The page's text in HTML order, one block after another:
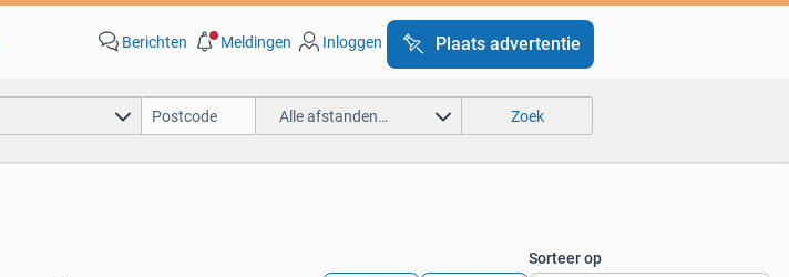
Berichten Meldingen Inloggen Plaats advertentie
Alle afstanden… Zoek
Sorteer op